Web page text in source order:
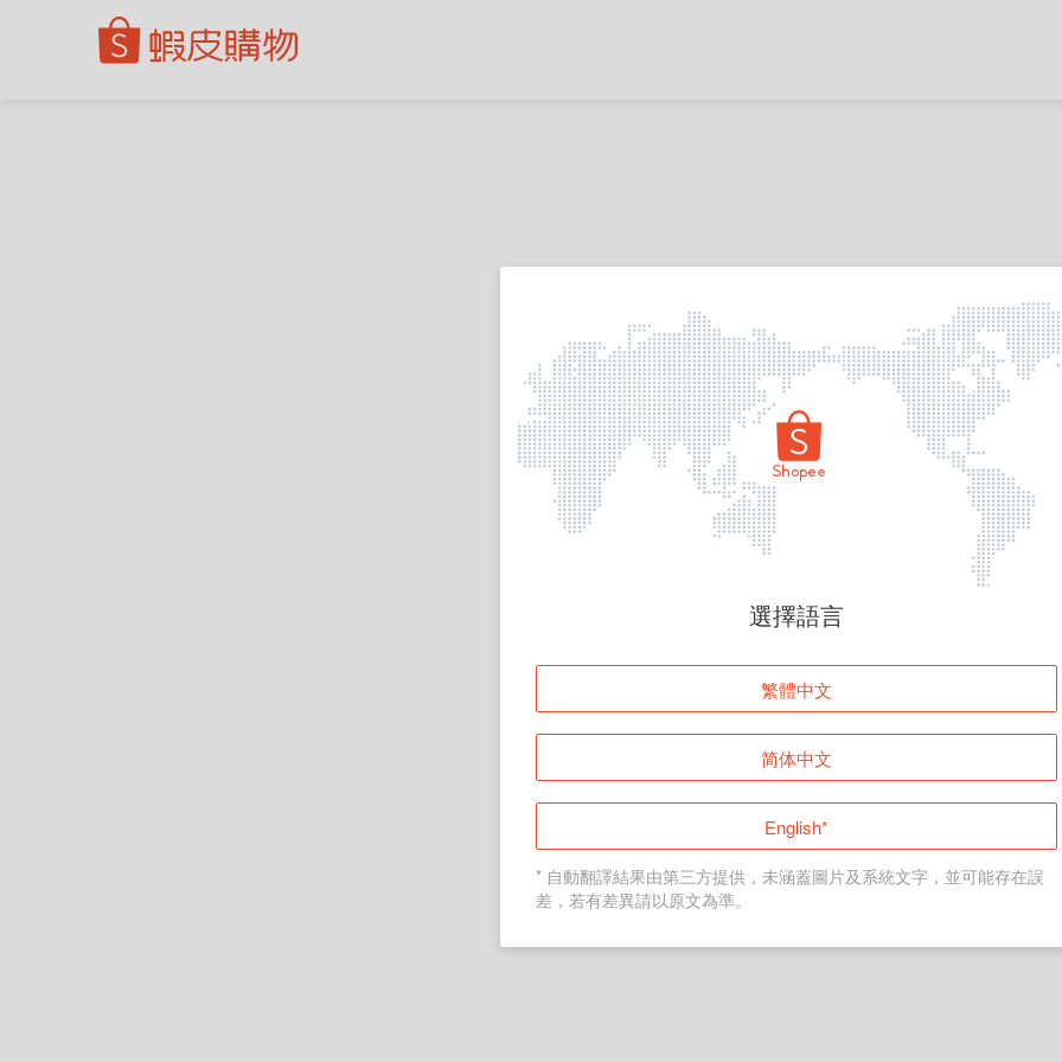
頁面無法顯示
登入
返回首頁
選擇語言
繁體中文
简体中文
English*
* 自動翻譯結果由第三方提供，未涵蓋圖片及系統文字，並可能存在誤
差，若有差異請以原文為準。